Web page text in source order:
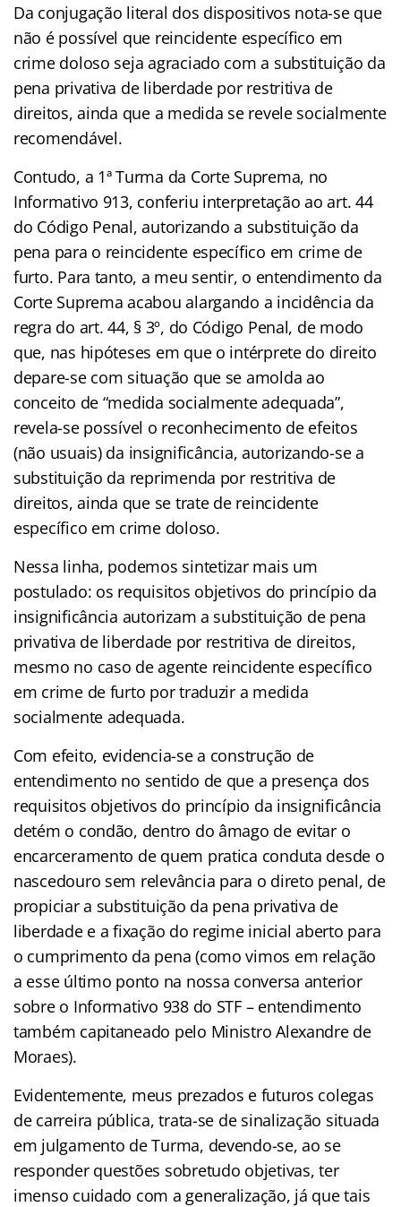
Da conjugação literal dos dispositivos nota-se que
não é possível que reincidente específico em
crime doloso seja agraciado com a substituição da
pena privativa de liberdade por restritiva de
direitos, ainda que a medida se revele socialmente
recomendável.
Contudo, a 1ª Turma da Corte Suprema, no
Informativo 913, conferiu interpretação ao art. 44
do Código Penal, autorizando a substituição da
pena para o reincidente específico em crime de
furto. Para tanto, a meu sentir, o entendimento da
Corte Suprema acabou alargando a incidência da
regra do art. 44, § 3º, do Código Penal, de modo
que, nas hipóteses em que o intérprete do direito
depare-se com situação que se amolda ao
conceito de “medida socialmente adequada”,
revela-se possível o reconhecimento de efeitos
(não usuais) da insignificância, autorizando-se a
substituição da reprimenda por restritiva de
direitos, ainda que se trate de reincidente
específico em crime doloso.
Nessa linha, podemos sintetizar mais um
postulado: os requisitos objetivos do princípio da
insignificância autorizam a substituição de pena
privativa de liberdade por restritiva de direitos,
mesmo no caso de agente reincidente específico
em crime de furto por traduzir a medida
socialmente adequada.
Com efeito, evidencia-se a construção de
entendimento no sentido de que a presença dos
requisitos objetivos do princípio da insignificância
detém o condão, dentro do âmago de evitar o
encarceramento de quem pratica conduta desde o
nascedouro sem relevância para o direto penal, de
propiciar a substituição da pena privativa de
liberdade e a fixação do regime inicial aberto para
o cumprimento da pena (como vimos em relação
a esse último ponto na nossa conversa anterior
sobre o Informativo 938 do STF – entendimento
também capitaneado pelo Ministro Alexandre de
Moraes).
Evidentemente, meus prezados e futuros colegas
de carreira pública, trata-se de sinalização situada
em julgamento de Turma, devendo-se, ao se
responder questões sobretudo objetivas, ter
imenso cuidado com a generalização, já que tais